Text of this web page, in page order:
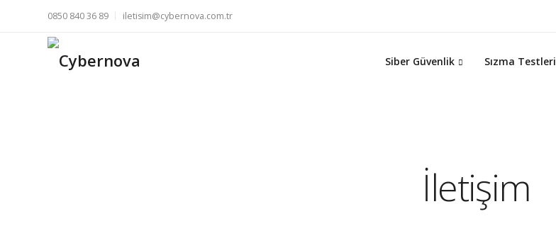
0850 840 36 89 iletisim@cybernova.com.tr
Siber Güvenlik Sızma Testleri
İletişim